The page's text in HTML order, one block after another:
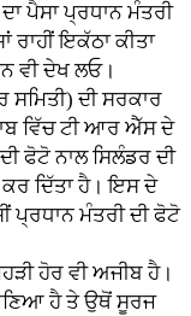
ਪੈਸਾ ਪ੍ਰਧਾਨ ਮੰਤਰੀ
ਰਾਹੀਂ ਇਕੱਠਾ ਕੀਤਾ
ਵੀ ਦੇਖ ਲਓ।
ਦੀ ਸਰਕਾਰ
ਵਿੱਚ ਟੀ ਆਰ ਐੱਸ ਦੇ
ਫੋਟੋ ਨਾਲ ਸਿਲੰਡਰ ਦੀ
ਕਰ ਦਿੱਤਾ ਹੈ। ਇਸ ਦੇ
ਪ੍ਰਧਾਨ ਮੰਤਰੀ ਦੀ ਫੋਟੋ
ਹੋਰ ਵੀ ਅਜੀਬ ਹੈ।
ਹੈ ਤੇ ਉਥੋਂ ਸੂਰਜ